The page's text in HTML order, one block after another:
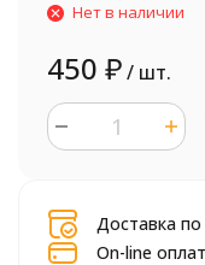
Нет в наличии
450 ₽/ шт.
Доставка
On-line